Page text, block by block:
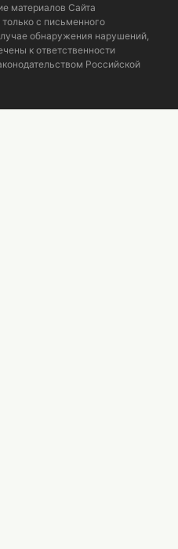
материалов Сайта
с письменного
обнаружения нарушений,
к ответственности
Российской